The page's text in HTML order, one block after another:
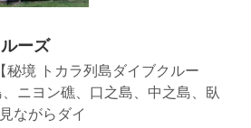
ーズ
秘境 トカラ列島ダイブクルー
ニヨン礁、口之島、中之島、臥
ながらダイ